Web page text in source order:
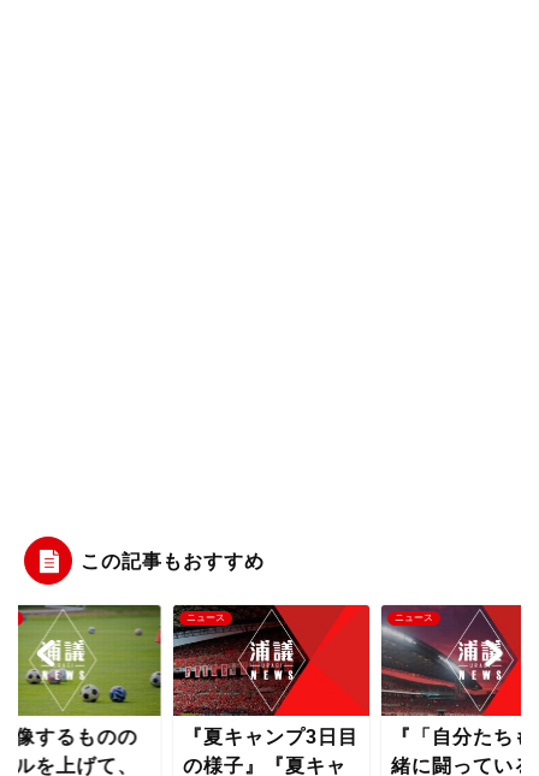
この記事もおすすめ
像するものの
ルを上げて、
ニュース
『夏キャンプ3日目
の様子』『夏キャ
ニュース
『「自分たちも
緒に闘っている